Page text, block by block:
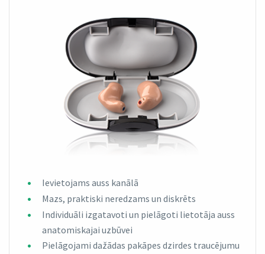
Ievietojams auss kanālā
Mazs, praktiski neredzams un diskrēts
Individuāli izgatavoti un pielāgoti lietotāja auss
anatomiskajai uzbūvei
Pielāgojami dažādas pakāpes dzirdes traucējumu